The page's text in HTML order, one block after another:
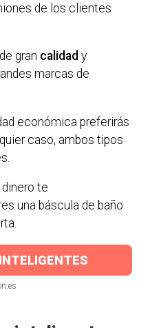
de los clientes
gran calidad y
marcas de
económica preferirás
caso, ambos tipos
te
una báscula de baño